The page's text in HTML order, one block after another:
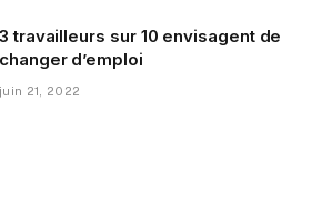
3 travailleurs sur 10 envisagent de
changer d’emploi
juin 21, 2022